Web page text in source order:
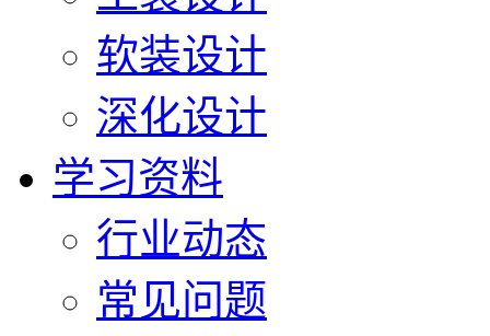
软装设计
深化设计
学习资料
行业动态
常见问题